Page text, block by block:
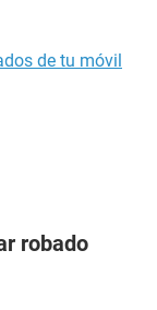
de tu móvil
robado